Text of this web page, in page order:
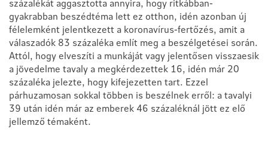
százalékát aggasztotta annyira, hogy ritkábban-
gyakrabban beszédtéma lett ez otthon, idén azonban új
félelemként jelentkezett a koronavírus-fertőzés, amit a
válaszadók 83 százaléka említ meg a beszélgetései során.
Attól, hogy elveszíti a munkáját vagy jelentősen visszaesik
a jövedelme tavaly a megkérdezettek 16, idén már 20
százaléka jelezte, hogy kifejezetten tart. Ezzel
párhuzamosan sokkal többen is beszélnek erről: a tavalyi
39 után idén már az emberek 46 százaléknál jött ez elő
jellemző témaként.